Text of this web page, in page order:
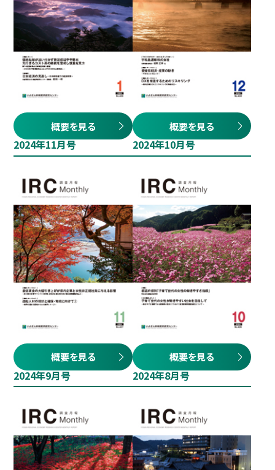
概要を見る 概要を見る
2024年11月号
概要を見る
2024年10月号
概要を見る
2024年9月号 2024年8月号